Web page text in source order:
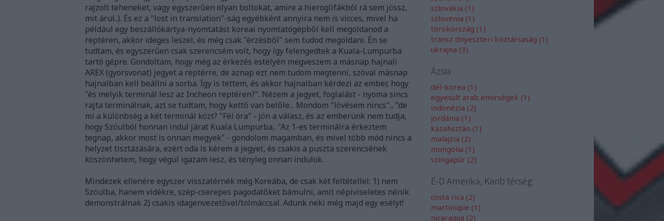
rajzolt teheneket, vagy egyszerűen olyan boltokat, amire a hieroglifákból rá sem jössz,
mit árul..). És ez a "lost in translation"-ság egyébként annyira nem is vicces, mivel ha
például egy beszállókártya-nyomtatást koreai nyomtatógépből kell megoldanod a
reptéren, akkor ideges leszel, és még csak "érzésből" sem tudod megoldani. Én se
tudtam, és egyszerűen csak szerencsém volt, hogy így felengedtek a Kuala-Lumpurba
tartó gépre. Gondoltam, hogy még az érkezés estélyén megveszem a másnap hajnali
AREX (gyorsvonat) jegyet a reptérre, de aznap ezt nem tudom megtenni, szóval másnap
hajnalban kell beállni a sorba. Így is tettem, és akkor hajnalban kérdezi az ember, hogy
"és melyik terminál lesz az Incheon reptéren?". Nézem a jegyet, foglalást - nyoma sincs
rajta terminálnak, azt se tudtam, hogy kettő van belőle... Mondom "lövésem nincs"., "de
mi a különbség a két terminál közt? "Fél óra" - jön a válasz, és az emberünk nem tudja,
hogy Szöulból honnan indul járat Kuala Lumpurba.. "Az 1-es terminálra érkeztem
tegnap, akkor most is onnan megyek" - gondolom magamban, és mivel több mód nincs a
helyzet tisztázására, ezért oda is kérem a jegyet, és csakis a puszta szerencsének
köszönhetem, hogy végül igazam lesz, és tényleg onnan indulok.
Mindezek ellenére egyszer visszatérnék még Koreába, de csak két feltétellel: 1) nem
Szöulba, hanem vidékre, szép-cserepes pagodatőket bámulni, amit népiviseletes nénik
demonstrálnak 2) csakis idagenvezetővel/tolmáccsal. Adunk neki még majd egy esélyt!
szlovákia (1 )
szlovénia (1 )
törökország (1 )
transz dnyeszteri köztársaság (1 )
ukrajna (3)
Ázsia
dél-korea (1 )
egyesült arab emírségek (1 )
indonézia (2)
jordánia (1 )
kazahsztán (1 )
malajzia (2)
mongólia (1 )
szingapúr (2)
É-D Amerika, Karib térség
costa rica (2)
martinique (1 )
nicaragua (2)